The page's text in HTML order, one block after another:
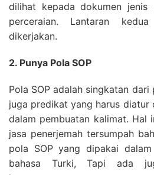
dilihat kepada dokumen
perceraian. Lantaran
dikerjakan.
2. Punya Pola SOP
Pola SOP adalah singkatan
juga predikat yang harus diatur
dalam pembuatan kalimat. Hal
jasa penerjemah tersumpah
pola SOP yang dipakai
bahasa Turki, Tapi ada